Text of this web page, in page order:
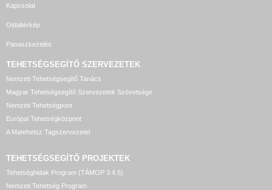
Kapcsolat
Oldaltérkép
Panaszkezelés
TEHETSÉGSEGÍTŐ SZERVEZETEK
Nemzeti Tehetségsegítő Tanács
Magyar Tehetségsegítő Szervezetek Szövetsége
Nemzeti Tehetségpont
Európai Tehetségközpont
A Matehetsz Tagszervezetei
TEHETSÉGSEGÍTŐ PROJEKTEK
Tehetséghidak Program (TÁMOP 3.4.5)
Nemzeti Tehetség Program